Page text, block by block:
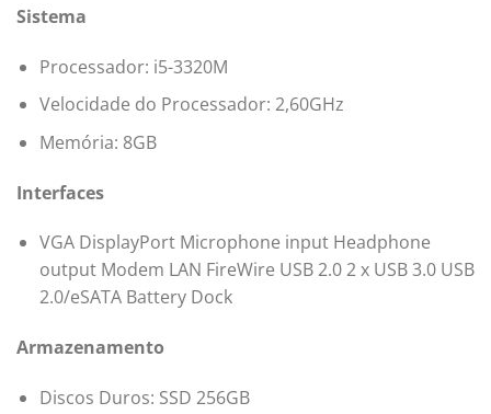
Sistema
Processador: i5-3320M
Velocidade do Processador: 2,60GHz
Memória: 8GB
Interfaces
VGA DisplayPort Microphone input Headphone
output Modem LAN FireWire USB 2.0 2 x USB 3.0 USB
2.0/eSATA Battery Dock
Armazenamento
Discos Duros: SSD 256GB